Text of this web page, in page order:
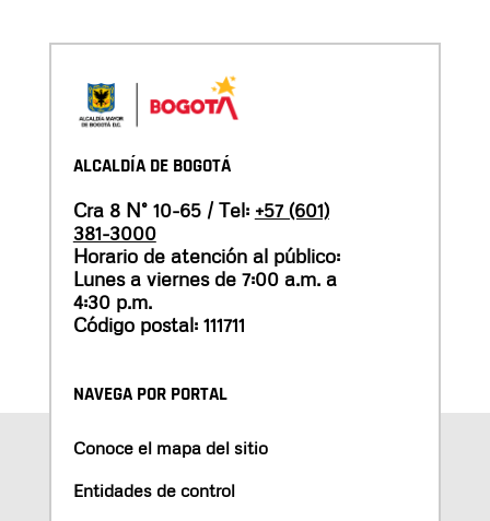
ALCALDÍA DE BOGOTÁ
Cra 8 N° 10-65 / Tel: +57 (601)
381-3000
Horario de atención al público:
Lunes a viernes de 7:00 a.m. a
4:30 p.m.
Código postal: 111711
NAVEGA POR PORTAL
Conoce el mapa del sitio
Entidades de control